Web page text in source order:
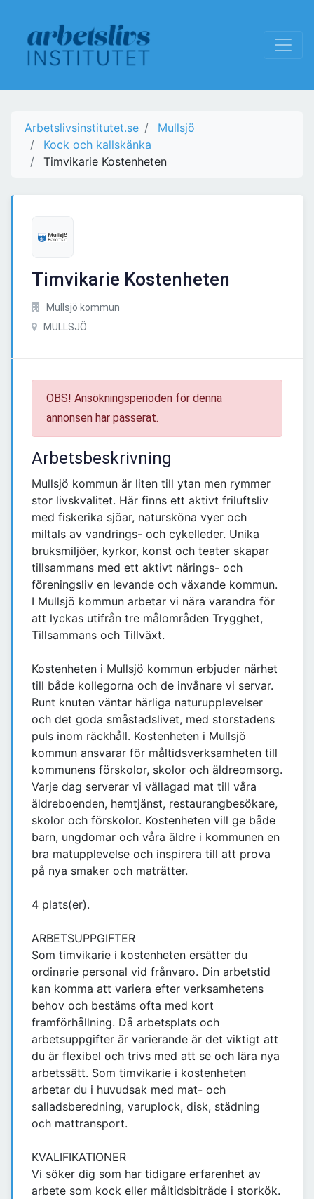
Arbetslivsinstitutet.se
Mullsjö
Kock och kallskänka
Timvikarie Kostenheten
Timvikarie Kostenheten
Mullsjö kommun
MULLSJÖ
OBS! Ansökningsperioden för denna
annonsen har passerat.
Arbetsbeskrivning
Mullsjö kommun är liten till ytan men rymmer
stor livskvalitet. Här finns ett aktivt friluftsliv
med fiskerika sjöar, natursköna vyer och
miltals av vandrings- och cykelleder. Unika
bruksmiljöer, kyrkor, konst och teater skapar
tillsammans med ett aktivt närings- och
föreningsliv en levande och växande kommun.
I Mullsjö kommun arbetar vi nära varandra för
att lyckas utifrån tre målområden Trygghet,
Tillsammans och Tillväxt.
Kostenheten i Mullsjö kommun erbjuder närhet
till både kollegorna och de invånare vi servar.
Runt knuten väntar härliga naturupplevelser
och det goda småstadslivet, med storstadens
puls inom räckhåll. Kostenheten i Mullsjö
kommun ansvarar för måltidsverksamheten till
kommunens förskolor, skolor och äldreomsorg.
Varje dag serverar vi vällagad mat till våra
äldreboenden, hemtjänst, restaurangbesökare,
skolor och förskolor. Kostenheten vill ge både
barn, ungdomar och våra äldre i kommunen en
bra matupplevelse och inspirera till att prova
på nya smaker och maträtter.
4 plats(er).
ARBETSUPPGIFTER
Som timvikarie i kostenheten ersätter du
ordinarie personal vid frånvaro. Din arbetstid
kan komma att variera efter verksamhetens
behov och bestäms ofta med kort
framförhållning. Då arbetsplats och
arbetsuppgifter är varierande är det viktigt att
du är flexibel och trivs med att se och lära nya
arbetssätt. Som timvikarie i kostenheten
arbetar du i huvudsak med mat- och
salladsberedning, varuplock, disk, städning
och mattransport.
KVALIFIKATIONER
Vi söker dig som har tidigare erfarenhet av
arbete som kock eller måltidsbiträde i storkök.